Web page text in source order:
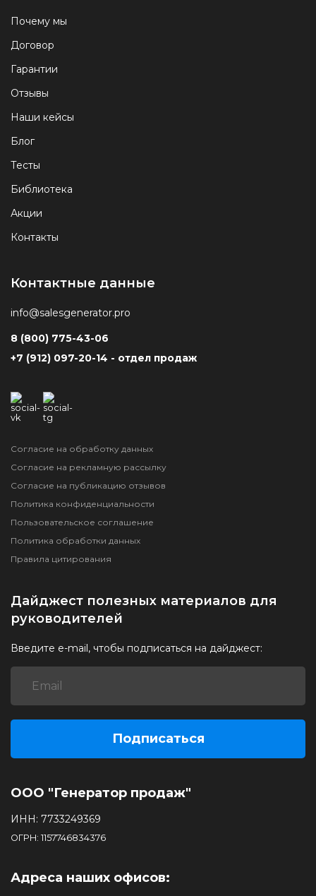
ООО "Генератор продаж"
ИНН: 7733249369
ОГРН: 1157746834376
Адреса наших офисов:
Почему мы
Договор
Гарантии
Отзывы
Наши кейсы
Блог
Тесты
Библиотека
Акции
Контакты
Контактные данные
info@salesgenerator.pro
8 (800) 775-43-06
+7 (912) 097-20-14 - отдел продаж
Согласие на обработку данных
Согласие на рекламную рассылку
Согласие на публикацию отзывов
Политика конфиденциальности
Пользовательское соглашение
Политика обработки данных
Правила цитирования
Дайджест полезных материалов для
руководителей
Введите e-mail, чтобы подписаться на дайджест:
Подписаться